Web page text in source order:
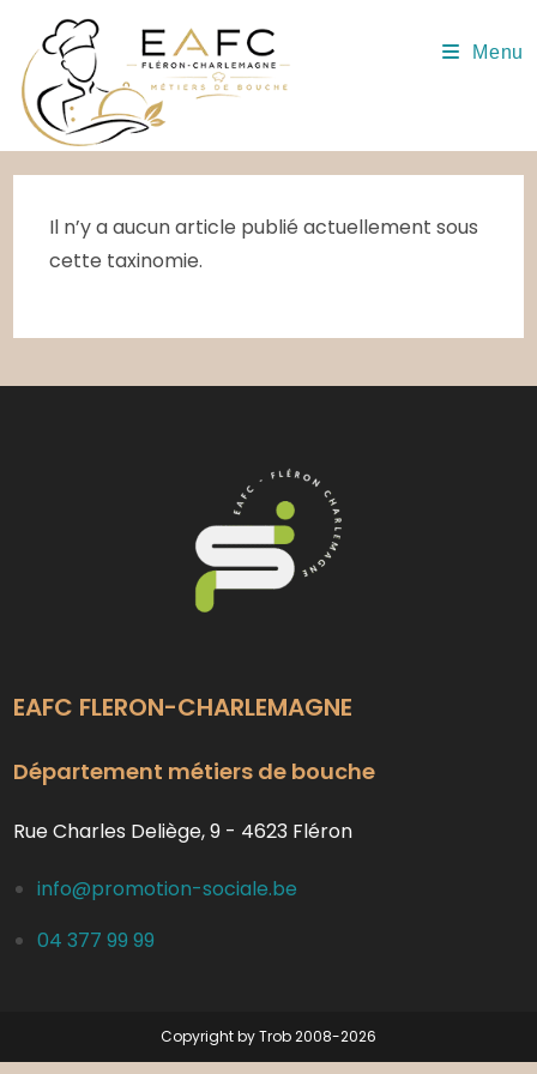
content
Menu
Il n’y a aucun article publié actuellement sous
cette taxinomie.
EAFC FLERON-CHARLEMAGNE
Département métiers de bouche
Rue Charles Deliège, 9 - 4623 Fléron
info@promotion-sociale.be
04 377 99 99
Copyright by Trob 2008-2026